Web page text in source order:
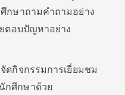
กษาถามคำถามอย่าง
ตอบปัญหาอย่าง
ดกิจกรรมการเยี่ยมชม
กศึกษาด้วย